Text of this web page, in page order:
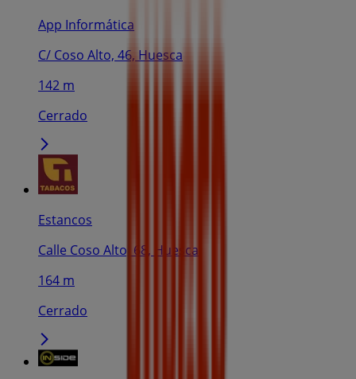
App Informática
C/ Coso Alto, 46, Huesca
142 m
Cerrado
Estancos
Calle Coso Alto, 68, Huesca
164 m
Cerrado